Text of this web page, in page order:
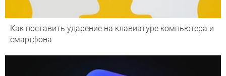
Как поставить ударение на клавиатуре компьютера и
смартфона